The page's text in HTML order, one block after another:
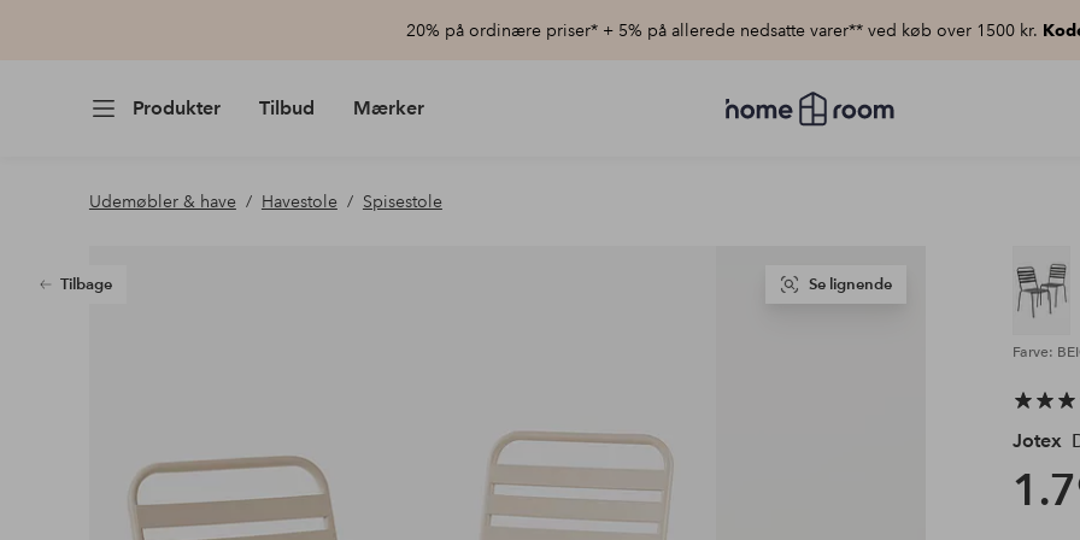
20% på ordinære priser* + 5% på allerede nedsatte varer** ved køb over 1500 kr.
Produkter Tilbud Mærker
Homeroom
–
Udemøbler & have Havestole Spisestole
Tilbage Se lignende
Farve:
Jotex